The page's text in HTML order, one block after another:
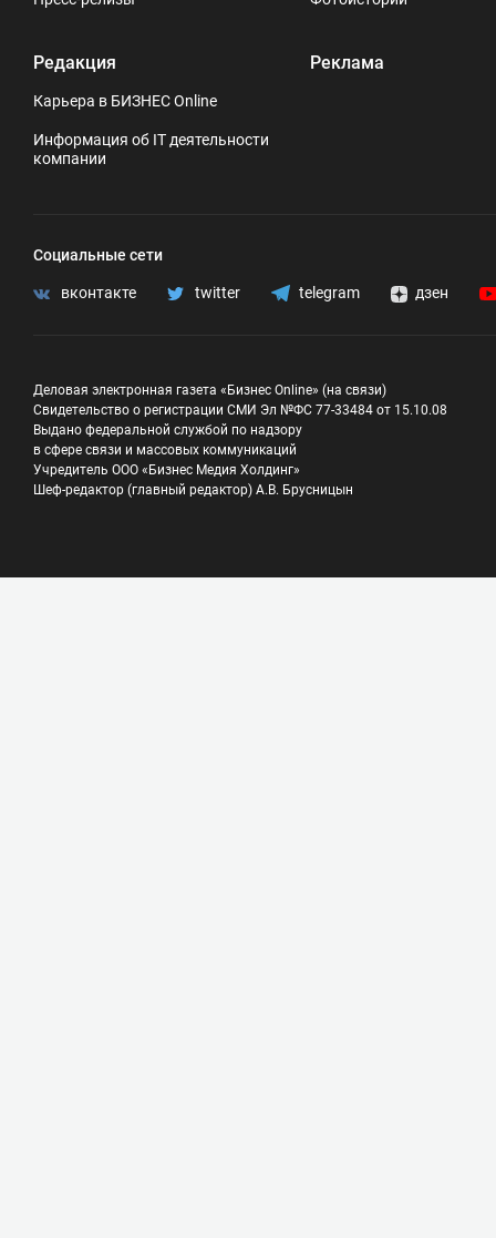
Редакция
Карьера в БИЗНЕС Online
Информация об IT деятельности
компании
Реклама
Социальные сети
вконтакте twitter telegram дзен
Деловая электронная газета «Бизнес Online» (на связи)
Свидетельство о регистрации СМИ Эл №ФС 77-33484 от 15.10.08
Выдано федеральной службой по надзору
в сфере связи и массовых коммуникаций
Учредитель ООО «Бизнес Медия Холдинг»
Шеф-редактор (главный редактор) А.В. Брусницын